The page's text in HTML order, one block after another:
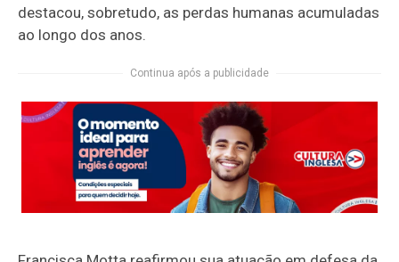
destacou, sobretudo, as perdas humanas acumuladas
ao longo dos anos.
Continua após a publicidade